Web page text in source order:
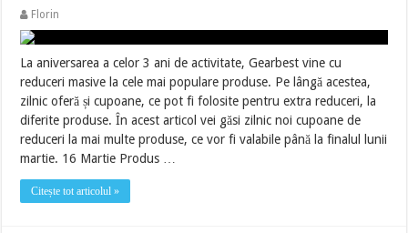
Florin
La aniversarea a celor 3 ani de activitate, Gearbest vine cu
reduceri masive la cele mai populare produse. Pe lângă acestea,
zilnic oferă și cupoane, ce pot fi folosite pentru extra reduceri, la
diferite produse. În acest articol vei găsi zilnic noi cupoane de
reduceri la mai multe produse, ce vor fi valabile până la finalul lunii
martie. 16 Martie Produs …
Citește tot articolul »